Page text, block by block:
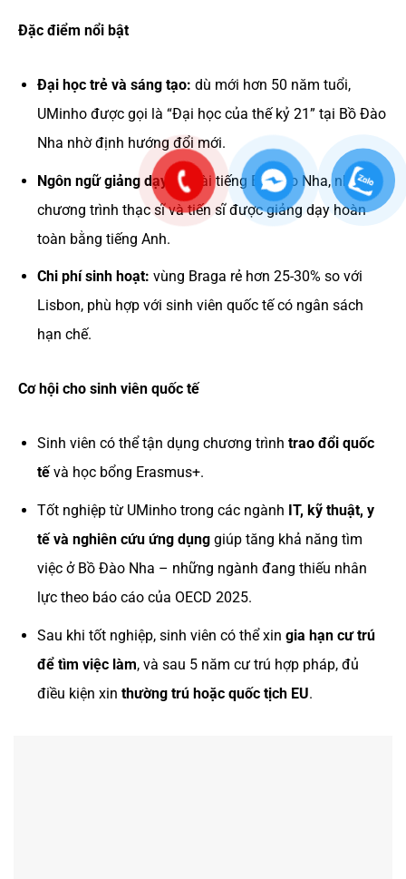
Đặc điểm nổi bật
Đại học trẻ và sáng tạo: dù mới hơn 50 năm tuổi,
UMinho được gọi là “Đại học của thế kỷ 21” tại Bồ Đào
Nha nhờ định hướng đổi mới.
Ngôn ngữ giảng dạy:
ngoài tiếng Bồ Đào Nha, nhiều
chương trình thạc sĩ và tiến sĩ được giảng dạy hoàn
toàn bằng tiếng Anh.
Chi phí sinh hoạt: vùng Braga rẻ hơn 25-30% so với
Lisbon, phù hợp với sinh viên quốc tế có ngân sách
hạn chế.
Cơ hội cho sinh viên quốc tế
Sinh viên có thể tận dụng chương trình trao đổi quốc
tếvà học bổng Erasmus+.
Tốt nghiệp từ UMinho trong các ngành IT, kỹ thuật, y
tế và nghiên cứu ứng dụnggiúp tăng khả năng tìm
việc ở Bồ Đào Nha – những ngành đang thiếu nhân
lực theo báo cáo của OECD 2025.
Sau khi tốt nghiệp, sinh viên có thể xin gia hạn cư trú
để tìm việc làm, và sau 5 năm cư trú hợp pháp, đủ
điều kiện xin thường trú hoặc quốc tịch EU.